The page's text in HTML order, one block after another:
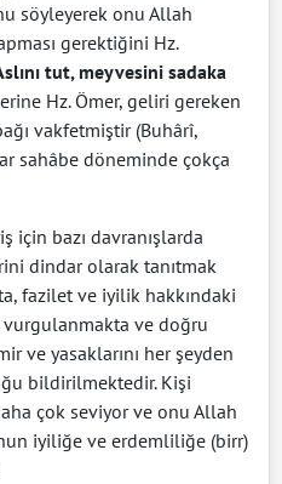
söyleyerek onu Allah
gerektiğini Hz.
tut, meyvesini sadaka
Hz. Ömer, geliri gereken
vakfetmiştir (Buhârî,
sahâbe döneminde çokça
için bazı davranışlarda
dindar olarak tanıtmak
fazilet ve iyilik hakkındaki
ve doğru
ve yasaklarını her şeyden
bildirilmektedir. Kişi
çok seviyor ve onu Allah
iyiliğe ve erdemliliğe (birr)